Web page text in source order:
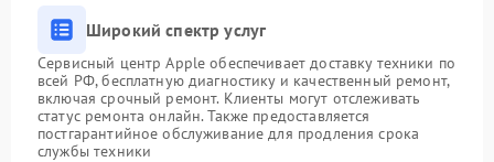
Широкий спектр услуг
Сервисный центр Apple обеспечивает доставку техники по
всей РФ, бесплатную диагностику и качественный ремонт,
включая срочный ремонт. Клиенты могут отслеживать
статус ремонта онлайн. Также предоставляется
постгарантийное обслуживание для продления срока
службы техники